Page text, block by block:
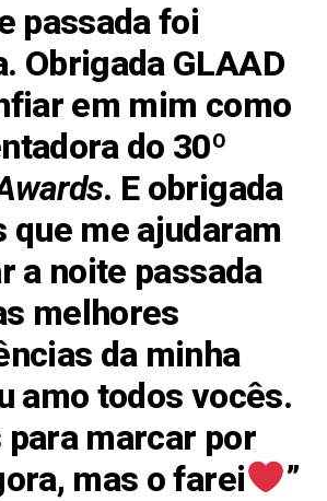
passada foi
Obrigada GLAAD
em mim como
do 30º
. E obrigada
que me ajudaram
a noite passada
melhores
da minha
amo todos vocês.
marcar por
mas o farei
”